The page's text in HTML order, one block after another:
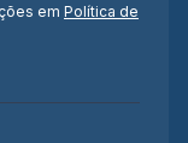
em Política de